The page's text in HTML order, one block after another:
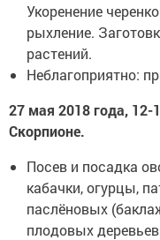
Укоренение
рыхление.
растений.
Неблагоприятно:
27 мая 2018 года,
Скорпионе.
Посев и посадка
кабачки, огурцы,
паслёновых
плодовых